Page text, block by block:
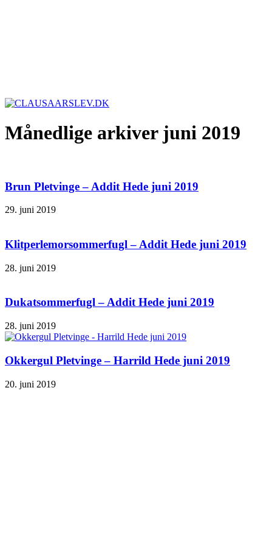
Månedlige arkiver juni 2019
Brun Pletvinge – Addit Hede juni 2019
29. juni 2019
Klitperlemorsommerfugl – Addit Hede juni 2019
28. juni 2019
Dukatsommerfugl – Addit Hede juni 2019
28. juni 2019
Okkergul Pletvinge – Harrild Hede juni 2019
20. juni 2019